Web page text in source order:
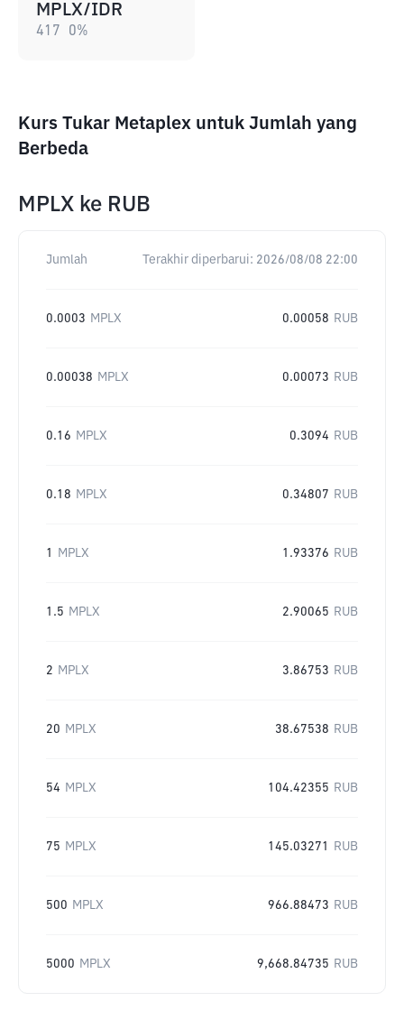
MPLX/IDR
417 0%
Kurs Tukar Metaplex untuk Jumlah yang
Berbeda
MPLX ke RUB
Jumlah Terakhir diperbarui: 2026/08/08 22:00
0.0003 MPLX 0.00058 RUB
0.00038 MPLX 0.00073 RUB
0.16 MPLX 0.3094 RUB
0.18 MPLX 0.34807 RUB
1 MPLX 1.93376 RUB
1.5 MPLX 2.90065 RUB
2 MPLX 3.86753 RUB
20 MPLX 38.67538 RUB
54 MPLX 104.42355 RUB
75 MPLX 145.03271 RUB
500 MPLX 966.88473 RUB
5000 MPLX 9,668.84735 RUB